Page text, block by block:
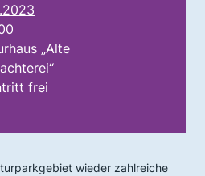
„Alte
frei
wieder zahlreiche